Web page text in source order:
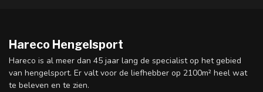
Hareco Hengelsport
Hareco is al meer dan 45 jaar lang de specialist op het gebied
van hengelsport. Er valt voor de liefhebber op 2100m² heel wat
te beleven en te zien.